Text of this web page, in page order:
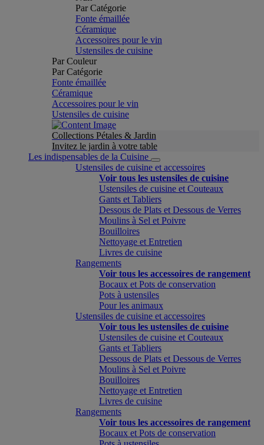
Par Catégorie
Fonte émaillée
Céramique
Accessoires pour le vin
Ustensiles de cuisine
Par Couleur
Par Catégorie
Fonte émaillée
Céramique
Accessoires pour le vin
Ustensiles de cuisine
Collections Pétales & Jardin
Invitez le jardin à votre table
Les indispensables de la Cuisine
Ustensiles de cuisine et accessoires
Voir tous les ustensiles de cuisine
Ustensiles de cuisine et Couteaux
Gants et Tabliers
Dessous de Plats et Dessous de Verres
Moulins à Sel et Poivre
Bouilloires
Nettoyage et Entretien
Livres de cuisine
Rangements
Voir tous les accessoires de rangement
Bocaux et Pots de conservation
Pots à ustensiles
Pour les animaux
Ustensiles de cuisine et accessoires
Voir tous les ustensiles de cuisine
Ustensiles de cuisine et Couteaux
Gants et Tabliers
Dessous de Plats et Dessous de Verres
Moulins à Sel et Poivre
Bouilloires
Nettoyage et Entretien
Livres de cuisine
Rangements
Voir tous les accessoires de rangement
Bocaux et Pots de conservation